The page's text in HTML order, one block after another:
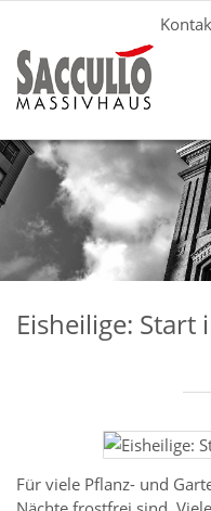
Eisheilige: Start
Für viele Pflanz- und